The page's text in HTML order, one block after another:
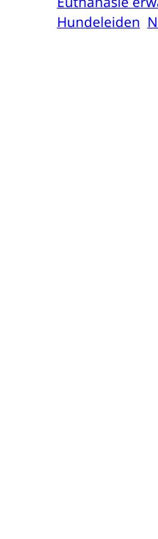
Hundeleiden